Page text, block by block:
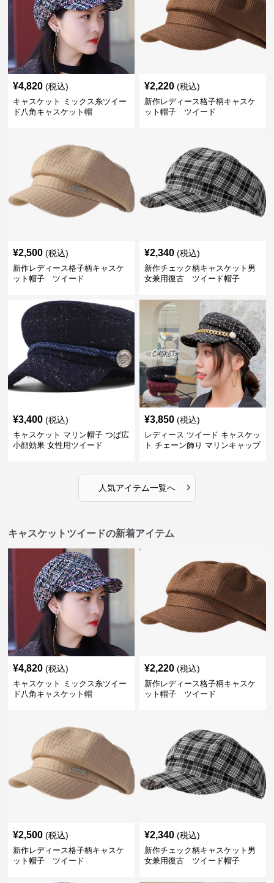
¥4,820 (税込)
キャスケット ミックス糸ツイー
ド八角キャスケット帽
¥2,220 (税込)
新作レディース格子柄キャスケ
ット帽子 ツイード
¥2,500 (税込)
新作レディース格子柄キャスケ
ット帽子 ツイード
¥2,340 (税込)
新作チェック柄キャスケット男
女兼用復古 ツイード帽子
¥3,400 (税込)
キャスケット マリン帽子 つば広
小顔効果 女性用ツイード
¥3,850 (税込)
レディース ツイード キャスケッ
ト チェーン飾り マリンキャップ
人気アイテム一覧へ ›
キャスケットツイードの新着アイテム
¥4,820 (税込)
キャスケット ミックス糸ツイー
ド八角キャスケット帽
¥2,220 (税込)
新作レディース格子柄キャスケ
ット帽子 ツイード
¥2,500 (税込)
新作レディース格子柄キャスケ
ット帽子 ツイード
¥2,340 (税込)
新作チェック柄キャスケット男
女兼用復古 ツイード帽子